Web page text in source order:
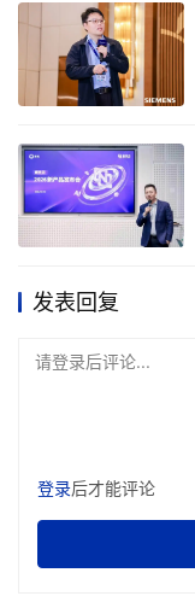
发表回复
请登录后评论...
登录后才能评论